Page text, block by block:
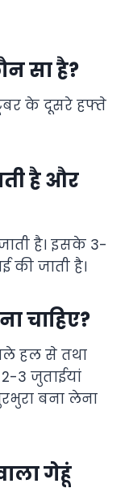
सा है?
के दूसरे हफ्ते
है और
है। इसके 3-
की जाती है।
चाहिए?
हल से तथा
3 जुताईयां
बना लेना
गेहूं